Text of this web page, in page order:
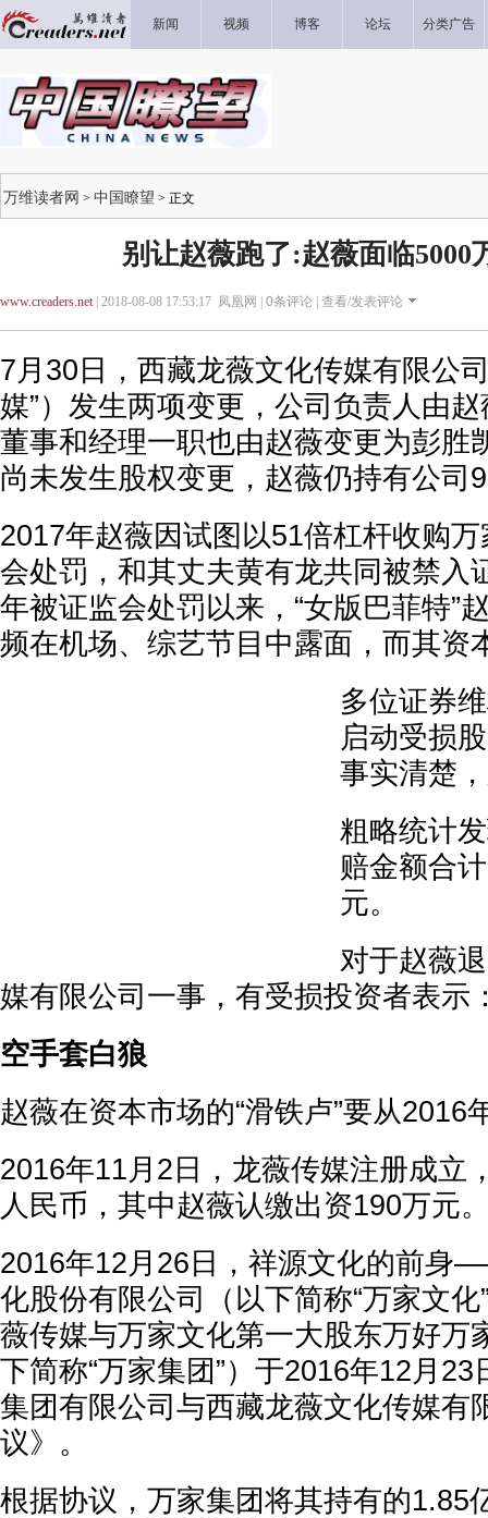
新闻 视频 博客 论坛 分类广告
万维读者网 > 中国瞭望 > 正文
别让赵薇跑了:赵薇面临5000
www.creaders.net| 2018-08-08 17:53:17 凤凰网 | 0条评论 | 查看/发表评论
7月30日，西藏龙薇文化传媒有限公
媒”）发生两项变更，公司负责人由
董事和经理一职也由赵薇变更为彭胜
尚未发生股权变更，赵薇仍持有公司
2017年赵薇因试图以51倍杠杆收购
会处罚，和其丈夫黄有龙共同被禁入
年被证监会处罚以来，“女版巴菲特”
频在机场、综艺节目中露面，而其资
多位证券
启动受损
事实清楚
粗略统计
赔金额合
元。
对于赵薇
媒有限公司一事，有受损投资者表示
空手套白狼
赵薇在资本市场的“滑铁卢”要从2016
2016年11月2日，龙薇传媒注册成立
人民币，其中赵薇认缴出资190万元
2016年12月26日，祥源文化的前身
化股份有限公司（以下简称“万家文
薇传媒与万家文化第一大股东万好万
下简称“万家集团”）于2016年12月
集团有限公司与西藏龙薇文化传媒有
议》。
根据协议，万家集团将其持有的1.85